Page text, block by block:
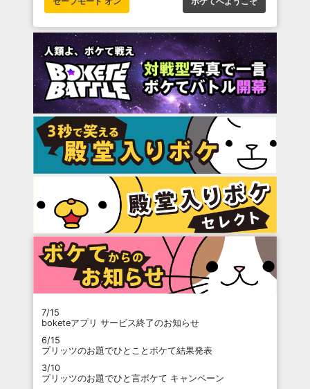
7/15
boketeアプリ サービス終了のお知らせ
6/15
プリッツのお題でひとことボケて結果発表
3/10
プリッツのお題でひと言ボケて キャンペーン